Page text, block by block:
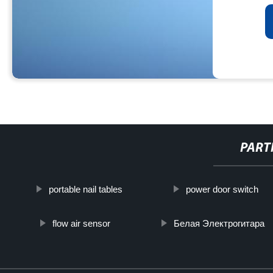
portable nail tables power door switch
flow air sensor Белая Электрогитара